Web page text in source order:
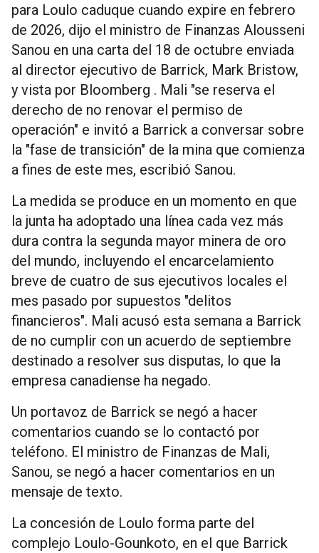
para Loulo caduque cuando expire en febrero
de 2026, dijo el ministro de Finanzas Alousseni
Sanou en una carta del 18 de octubre enviada
al director ejecutivo de Barrick, Mark Bristow,
y vista por Bloomberg . Mali "se reserva el
derecho de no renovar el permiso de
operación" e invitó a Barrick a conversar sobre
la "fase de transición" de la mina que comienza
a fines de este mes, escribió Sanou.
La medida se produce en un momento en que
la junta ha adoptado una línea cada vez más
dura contra la segunda mayor minera de oro
del mundo, incluyendo el encarcelamiento
breve de cuatro de sus ejecutivos locales el
mes pasado por supuestos "delitos
financieros". Mali acusó esta semana a Barrick
de no cumplir con un acuerdo de septiembre
destinado a resolver sus disputas, lo que la
empresa canadiense ha negado.
Un portavoz de Barrick se negó a hacer
comentarios cuando se lo contactó por
teléfono. El ministro de Finanzas de Mali,
Sanou, se negó a hacer comentarios en un
mensaje de texto.
La concesión de Loulo forma parte del
complejo Loulo-Gounkoto, en el que Barrick